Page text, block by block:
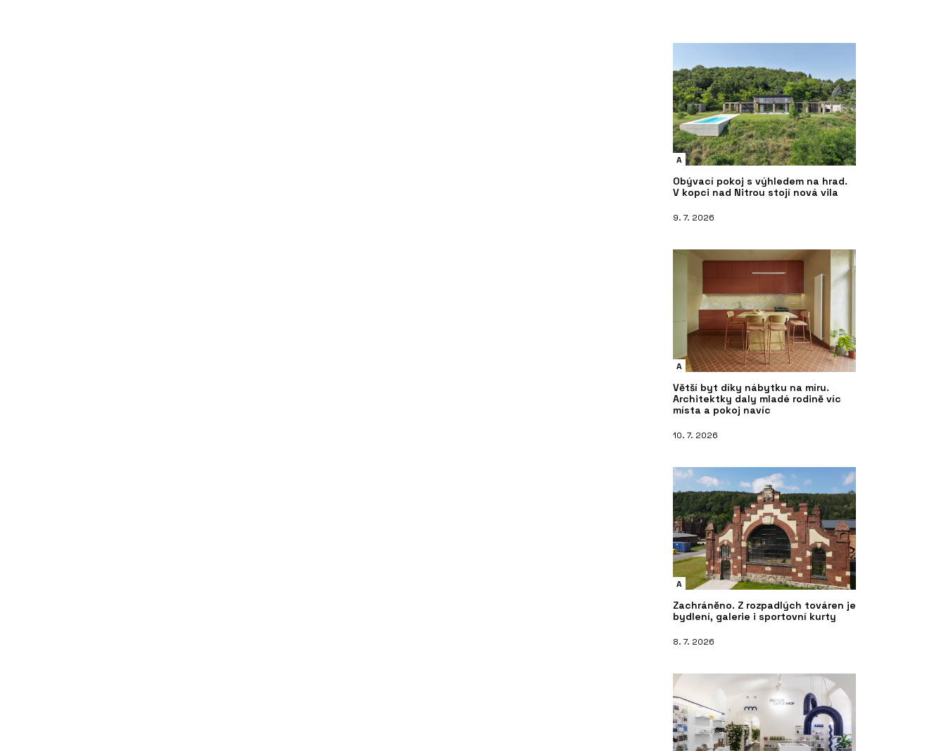
A
Obývací pokoj s výhledem na hrad.
V kopci nad Nitrou stojí nová vila
9. 7. 2026
A
Větší byt díky nábytku na míru.
Architektky daly mladé rodině víc
místa a pokoj navíc
10. 7. 2026
A
Zachráněno. Z rozpadlých továren je
bydlení, galerie i sportovní kurty
8. 7. 2026